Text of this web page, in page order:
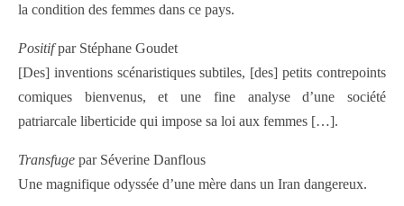
la condition des femmes dans ce pays.
Positifpar Stéphane Goudet
[Des] inventions scénaristiques subtiles, [des] petits contrepoints
comiques bienvenus, et une fine analyse d’une société
patriarcale liberticide qui impose sa loi aux femmes […].
Transfuge par Séverine Danflous
Une magnifique odyssée d’une mère dans un Iran dangereux.